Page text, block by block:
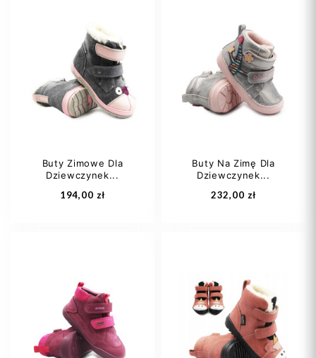
22
23
26
27
Dodaj do koszyka
28
29
30
31 +5
Dodaj do koszyka
Buty Zimowe Dla
Dziewczynek...
194,00 zł
22
24
29
Buty Na Zimę Dla
Dziewczynek...
232,00 zł
25